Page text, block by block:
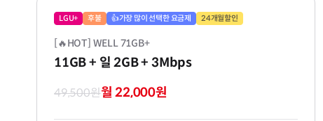
LGU+ 후불 👍가장 많이 선택한 요금제 24개월할인
[🔥HOT] WELL 71GB+
11GB+ 일 2GB+ 3Mbps
49,500원월 22,000원